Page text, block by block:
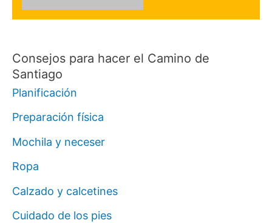
Consejos para hacer el Camino de
Santiago
Planificación
Preparación física
Mochila y neceser
Ropa
Calzado y calcetines
Cuidado de los pies